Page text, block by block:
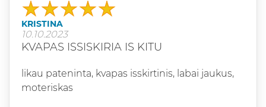
KRISTINA
10.10.2023
KVAPAS ISSISKIRIA IS KITU
likau pateninta, kvapas isskirtinis, labai jaukus,
moteriskas